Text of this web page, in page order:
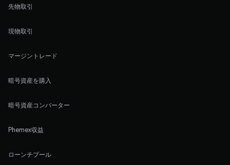
先物取引
現物取引
マージントレード
暗号資産を購入
暗号資産コンバーター
Phemex収益
ローンチプール